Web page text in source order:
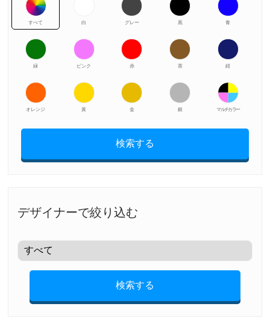
すべて 白 グレー 黒 青
緑 ピンク 赤 茶 紺
オレンジ 黃 金 銀 マルチカラー
検索する
デザイナーで絞り込む
検索する